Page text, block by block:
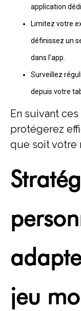
application
Limitez votre
définissez un
dans l’app.
Surveillez
depuis votre
En suivant
protégerez
que soit votre
jeu